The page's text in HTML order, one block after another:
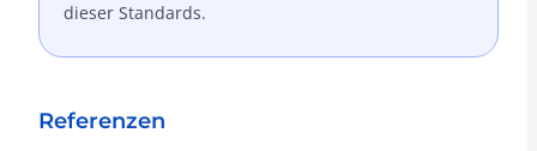
dieser Standards.
Referenzen